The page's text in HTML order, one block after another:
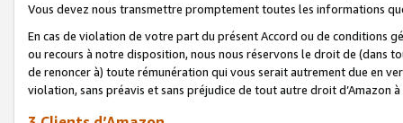
Vous devez nous transmettre promptement toutes les informations
En cas de violation de votre part du présent Accord ou de conditions
ou recours à notre disposition, nous nous réservons le droit de (dans
de renoncer à) toute rémunération qui vous serait autrement due en
violation, sans préavis et sans préjudice de tout autre droit